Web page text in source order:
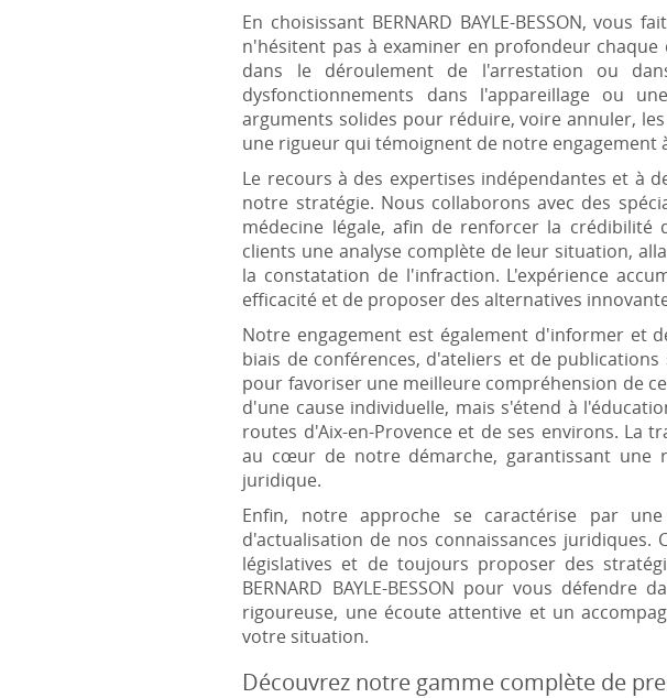
En choisissant BERNARD BAYLE-BESSON,
n'hésitent pas à examiner en profondeur
dans le déroulement de l'arrestation ou
dysfonctionnements dans l'appareillage ou
arguments solides pour réduire, voire annuler,
une rigueur qui témoignent de notre
Le recours à des expertises indépendantes et à
notre stratégie. Nous collaborons avec des
médecine légale, afin de renforcer la
clients une analyse complète de leur situation,
la constatation de l'infraction. L'expérience
efficacité et de proposer des alternatives
Notre engagement est également d'informer et
biais de conférences, d'ateliers et de
pour favoriser une meilleure compréhension de
d'une cause individuelle, mais s'étend à
routes d'Aix-en-Provence et de ses environs. La
au cœur de notre démarche, garantissant une
juridique.
Enfin, notre approche se caractérise par
d'actualisation de nos connaissances
législatives et de toujours proposer des
BERNARD BAYLE-BESSON pour vous
rigoureuse, une écoute attentive et un
votre situation.
Découvrez notre gamme complète de